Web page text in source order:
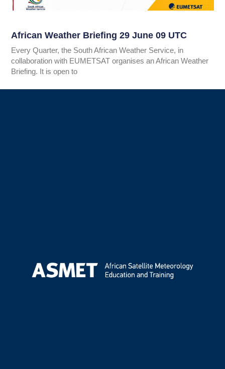
African Weather Briefing 29 June 09 UTC
Every Quarter, the South African Weather Service, in
collaboration with EUMETSAT organises an African Weather
Briefing. It is open to